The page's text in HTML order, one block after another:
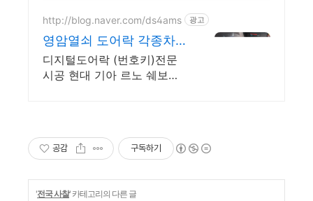
http://blog.naver.com/ds4ams 광고
영암열쇠 도어락 각종차
키제작
디지털도어락 (번호키)전문
시공 현대 기아 르노 쉐보레
공감 구독하기
'전국 사찰' 카테고리의 다른 글